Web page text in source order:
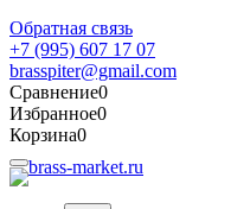
Обратная связь
+7 (995) 607 17 07
brasspiter@gmail.com
Сравнение0
Избранное0
Корзина0